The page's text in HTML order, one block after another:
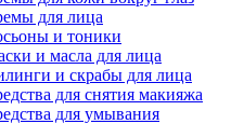
для лица
и тоники
и масла для лица
и скрабы для лица
для снятия макияжа
для умывания